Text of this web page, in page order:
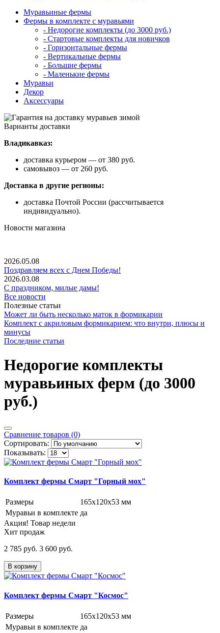
Муравьиные фермы
Фермы в комплекте с муравьями
- Недорогие комплекты (до 3000 руб.)
- Стартовые комплекты для новичков
- Горизонтальные фермы
- Вертикальные фермы
- Большие фермы
- Маленькие фермы
Муравьи
Декор
Аксессуары
Варианты доставки
Владикавказ:
доставка курьером — от 380 руб.
самовывоз — от 260 руб.
Доставка в другие регионы:
доставка Почтой России (рассчитывается
индивидуально).
Новости магазина
2026.05.08
Поздравляем всех с Днем Победы!
2026.03.08
С праздником, милые дамы!
Все новости
Полезные статьи
Может ли быть несколько маток в формикарии
Комплект с акриловым формикарием: что внутри, плюсы и
минусы
Последние статьи
Недорогие комплекты
муравьиных ферм (до 3000
руб.)
Сравнение товаров (0)
Сортировать:
Показывать:
Комплект фермы Смарт "Горный мох"
Размеры
165х120х53 мм
Муравьи в комплекте да
Акция! Товар недели
Хит продаж
2 785 руб. 3 600 руб.
В корзину
Комплект фермы Смарт "Космос"
Размеры
165х120х53 мм
Муравьи в комплекте да